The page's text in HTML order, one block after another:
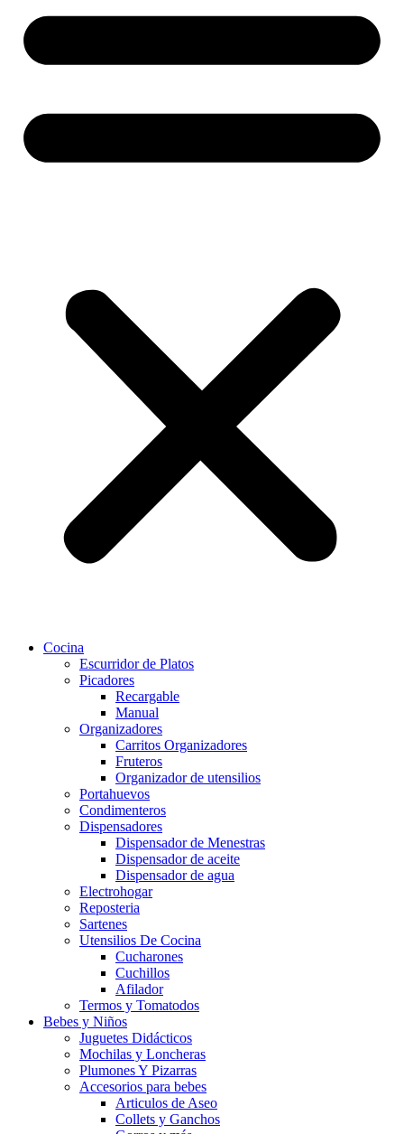
Cocina
Escurridor de Platos
Picadores
Recargable
Manual
Organizadores
Carritos Organizadores
Fruteros
Organizador de utensilios
Portahuevos
Condimenteros
Dispensadores
Dispensador de Menestras
Dispensador de aceite
Dispensador de agua
Electrohogar
Reposteria
Sartenes
Utensilios De Cocina
Cucharones
Cuchillos
Afilador
Termos y Tomatodos
Bebes y Niños
Juguetes Didácticos
Mochilas y Loncheras
Plumones Y Pizarras
Accesorios para bebes
Articulos de Aseo
Collets y Ganchos